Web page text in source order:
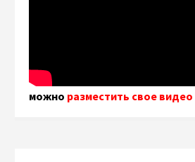
можно разместить свое видео